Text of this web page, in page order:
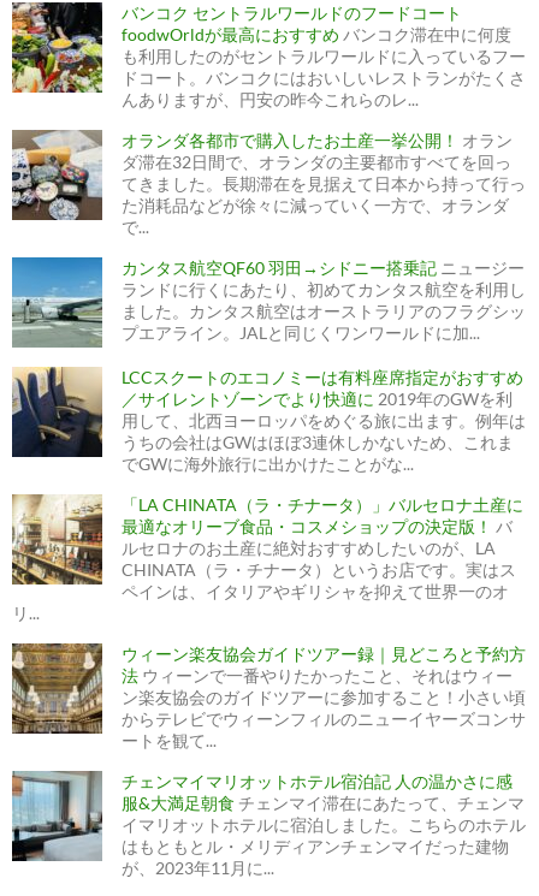
バンコク セントラルワールドのフードコート
foodwOrldが最高におすすめ バンコク滞在中に何度
も利用したのがセントラルワールドに入っているフー
ドコート。バンコクにはおいしいレストランがたくさ
んありますが、円安の昨今これらのレ...
オランダ各都市で購入したお土産一挙公開！ オラン
ダ滞在32日間で、オランダの主要都市すべてを回っ
てきました。長期滞在を見据えて日本から持って行っ
た消耗品などが徐々に減っていく一方で、オランダ
で...
カンタス航空QF60 羽田→シドニー搭乗記 ニュージー
ランドに行くにあたり、初めてカンタス航空を利用し
ました。カンタス航空はオーストラリアのフラグシッ
プエアライン。JALと同じくワンワールドに加...
LCCスクートのエコノミーは有料座席指定がおすすめ
／サイレントゾーンでより快適に 2019年のGWを利
用して、北西ヨーロッパをめぐる旅に出ます。例年は
うちの会社はGWはほぼ3連休しかないため、これま
でGWに海外旅行に出かけたことがな...
「LA CHINATA（ラ・チナータ）」バルセロナ土産に
最適なオリーブ食品・コスメショップの決定版！ バ
ルセロナのお土産に絶対おすすめしたいのが、LA
CHINATA（ラ・チナータ）というお店です。実はス
ペインは、イタリアやギリシャを抑えて世界一のオ
リ...
ウィーン楽友協会ガイドツアー録｜見どころと予約方
法 ウィーンで一番やりたかったこと、それはウィー
ン楽友協会のガイドツアーに参加すること！小さい頃
からテレビでウィーンフィルのニューイヤーズコンサ
ートを観て...
チェンマイマリオットホテル宿泊記 人の温かさに感
服&大満足朝食 チェンマイ滞在にあたって、チェンマ
イマリオットホテルに宿泊しました。こちらのホテル
はもともとル・メリディアンチェンマイだった建物
が、2023年11月に...